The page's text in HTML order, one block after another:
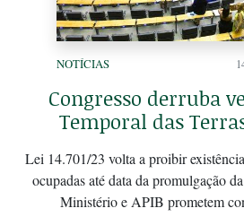
NOTÍCIAS
Congresso derruba
Temporal das
Lei 14.701/23 volta a proibir
ocupadas até data da promulgação
Ministério e APIB prometem